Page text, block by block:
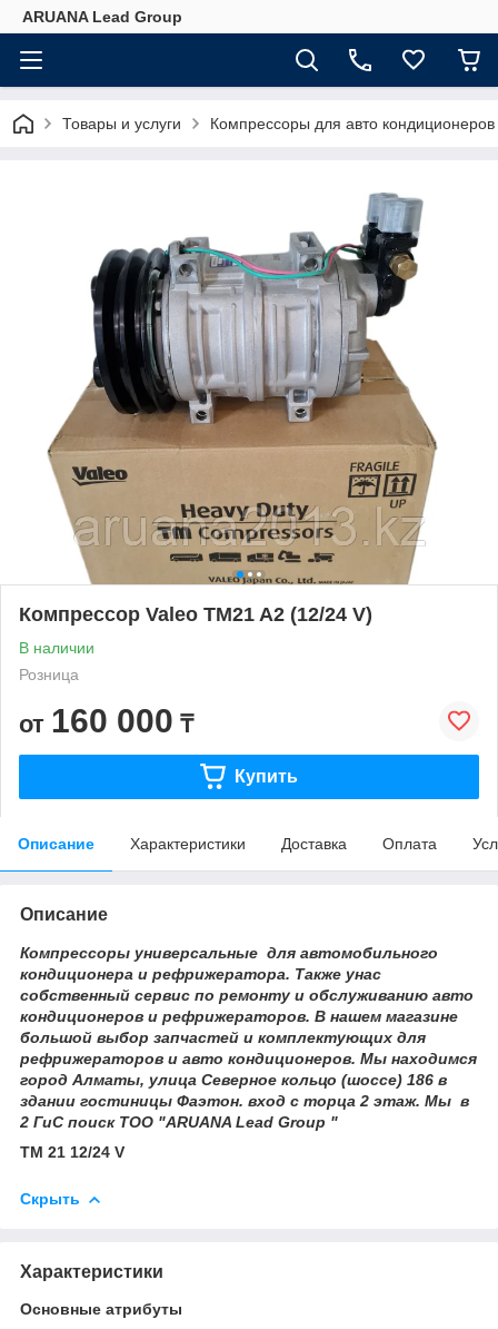
ARUANA Lead Group
Товары и услуги Компрессоры для авто
Компрессор Valeo TM21 A2 (12/24 V)
В наличии
Розница
от 160 000 ₸
Купить
Описание Характеристики Доставка Оплата
Описание
Компрессоры универсальные для автомобильного
кондиционера и рефрижератора. Также унас
собственный сервис по ремонту и обслуживанию авто
кондиционеров и рефрижераторов. В нашем магазине
большой выбор запчастей и комплектующих для
рефрижераторов и авто кондиционеров. Мы находимся
город Алматы, улица Северное кольцо (шоссе) 186 в
здании гостиницы Фаэтон. вход с торца 2 этаж. Мы в
2 ГиС поиск ТОО "АRUANA Lead Group "
TM 21 12/24 V
Скрыть
Характеристики
Основные атрибуты